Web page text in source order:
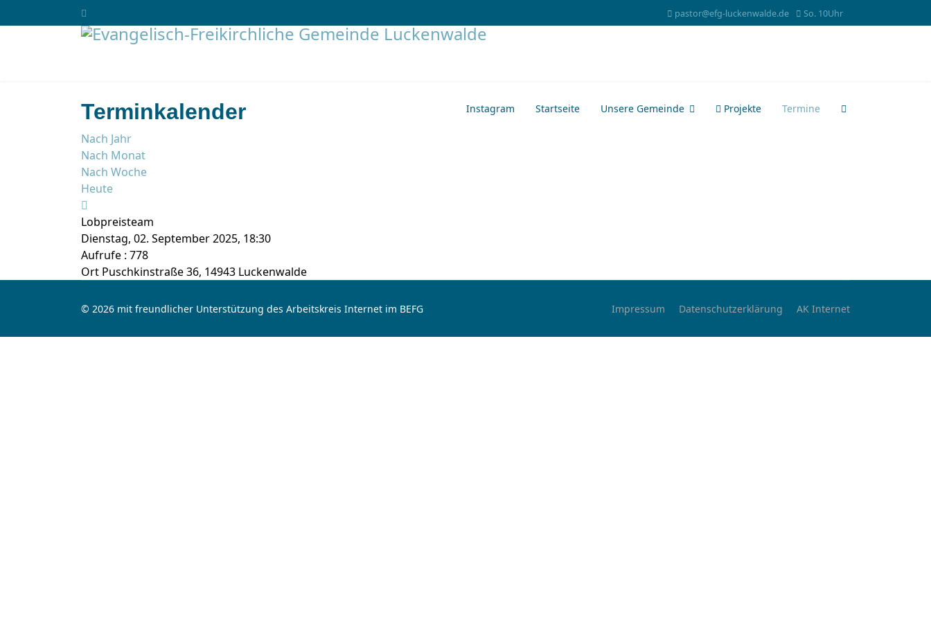
pastor@efg-luckenwalde.de So. 10Uhr
Instagram Startseite Unsere Gemeinde Projekte Termine
Terminkalender
Nach Jahr
Nach Monat
Nach Woche
Heute
Lobpreisteam
Dienstag, 02. September 2025, 18:30
Aufrufe : 778
Ort Puschkinstraße 36, 14943 Luckenwalde
© 2026 mit freundlicher Unterstützung des Arbeitskreis Internet im BEFG Impressum Datenschutzerklärung AK Internet